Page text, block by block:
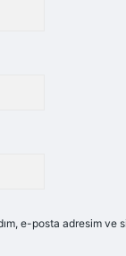
e-posta adresim ve